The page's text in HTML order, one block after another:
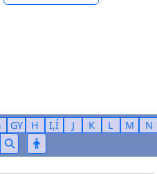
GY H I,Í J K L M
N